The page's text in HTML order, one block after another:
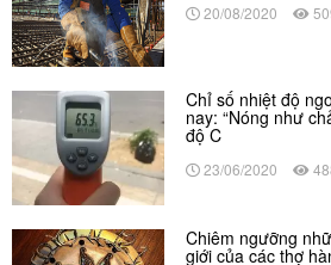
20/08/2020
Chỉ số nhiệt độ
nay: “Nóng như
độ C
23/06/2020
Chiêm ngưỡng
giới của các thợ